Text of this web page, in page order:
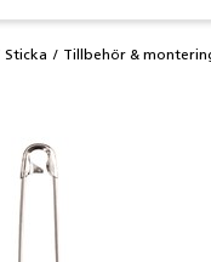
Sticka Tillbehör &